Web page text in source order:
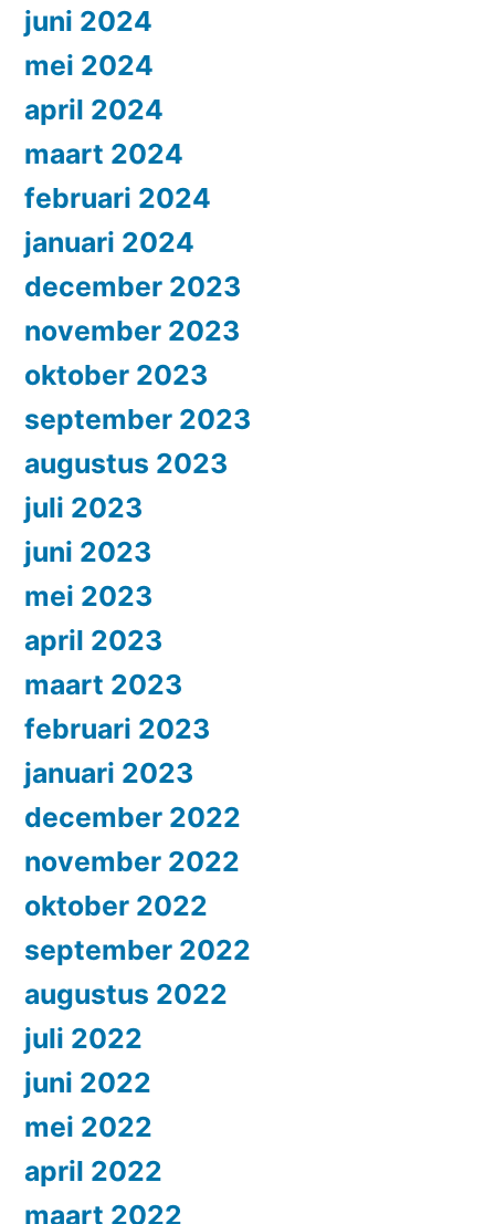
juni 2024
mei 2024
april 2024
maart 2024
februari 2024
januari 2024
december 2023
november 2023
oktober 2023
september 2023
augustus 2023
juli 2023
juni 2023
mei 2023
april 2023
maart 2023
februari 2023
januari 2023
december 2022
november 2022
oktober 2022
september 2022
augustus 2022
juli 2022
juni 2022
mei 2022
april 2022
maart 2022